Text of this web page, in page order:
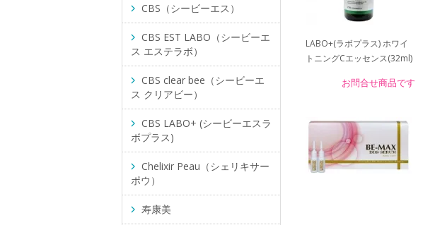
LABO+(ラボプラス) ホワイ
トニングCエッセンス(32ml)
お問合せ商品です
CBS（シービーエス）
CBS EST LABO（シービーエ
ス エステラボ）
CBS clear bee（シービーエ
ス クリアビー）
CBS LABO+ (シービーエスラ
ボプラス)
Chelixir Peau（シェリキサー
ポウ）
寿康美